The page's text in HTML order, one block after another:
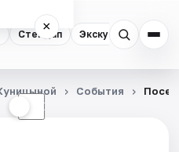
Стендап Экскурсии
×
☾
События